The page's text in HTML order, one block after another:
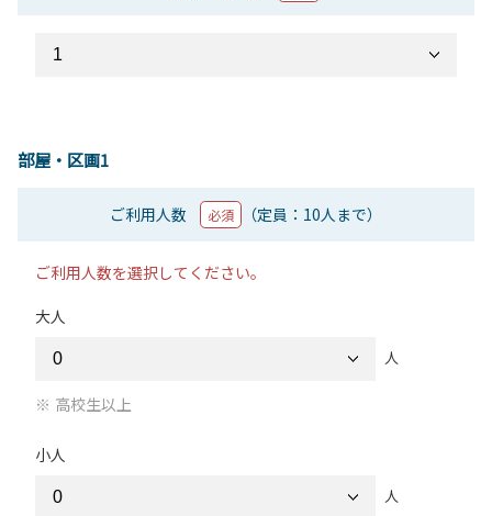
部屋・区画1
ご利用人数 必須 （定員：10人まで）
ご利用人数を選択してください。
大人
人
高校生以上
小人
人